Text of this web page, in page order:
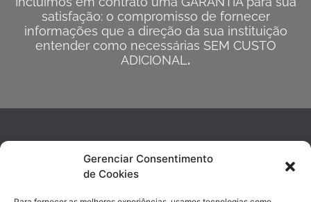
Gerenciar Consentimento
de Cookies
satisfação: o compromisso de fornecer
informações que a direção da sua instituição
entender como necessárias SEM CUSTO
ADICIONAL .